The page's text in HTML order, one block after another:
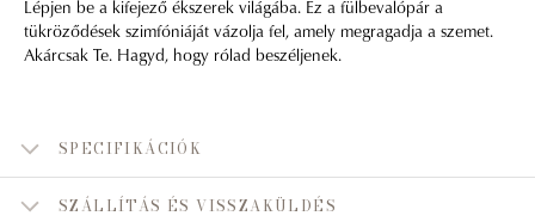
Lépjen be a kifejező ékszerek világába. Ez a fülbevalópár a
tükröződések szimfóniáját vázolja fel, amely megragadja a szemet.
Akárcsak Te. Hagyd, hogy rólad beszéljenek.
SPECIFIKÁCIÓK
SZÁLLÍTÁS ÉS VISSZAKÜLDÉS